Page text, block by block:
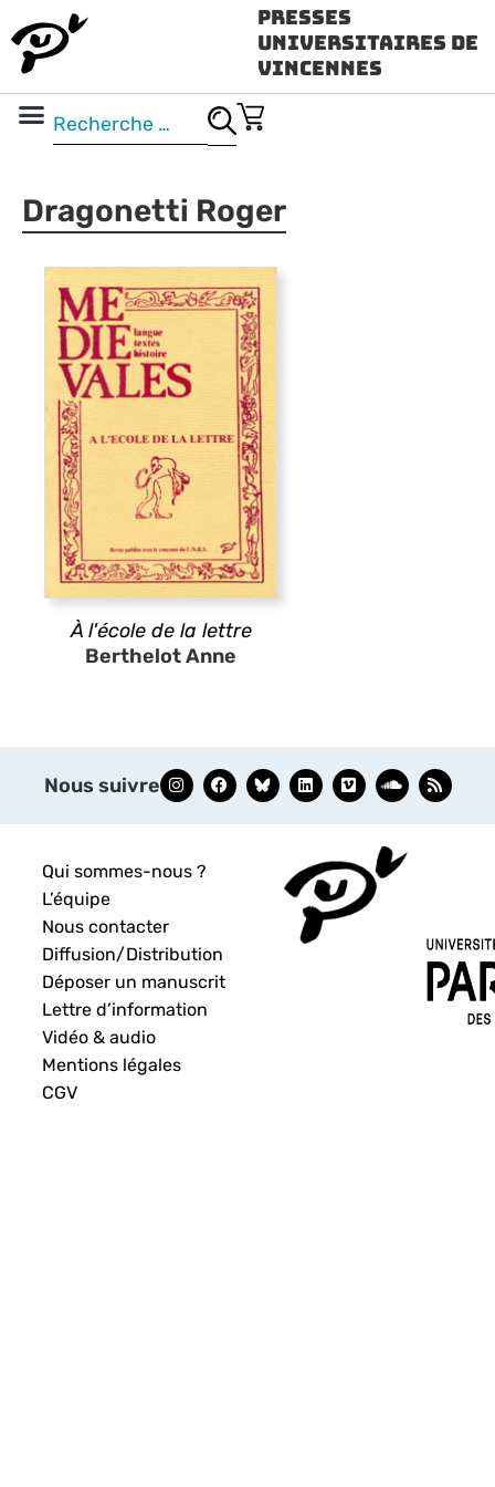
Presses
Universitaires de
Vincennes
Dragonetti Roger
À l'école de la lettre
Berthelot Anne
Nous suivre
Qui sommes-nous ?
L’équipe
Nous contacter
Diffusion/Distribution
Déposer un manuscrit
Lettre d’information
Vidéo & audio
Mentions légales
CGV